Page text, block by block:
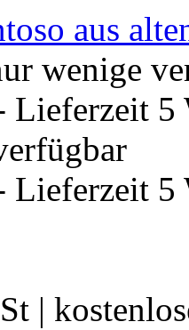
aus
Lieferzeit
|